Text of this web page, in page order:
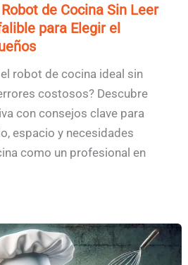
de Cocina Sin Leer
para Elegir el
robot de cocina ideal sin
costosos? Descubre
con consejos clave para
espacio y necesidades
como un profesional en